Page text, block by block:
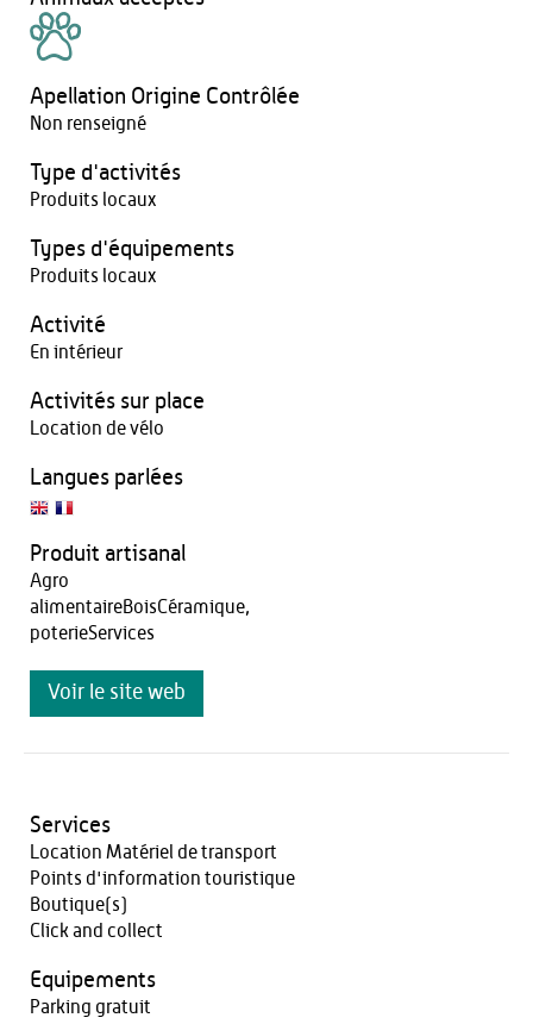
Apellation Origine Contrôlée
Non renseigné
Type d'activités
Produits locaux
Types d'équipements
Produits locaux
Activité
En intérieur
Activités sur place
Location de vélo
Langues parlées
Produit artisanal
Agro
alimentaireBoisCéramique,
poterieServices
Voir le site web
Services
Location Matériel de transport
Points d'information touristique
Boutique(s)
Click and collect
Equipements
Parking gratuit